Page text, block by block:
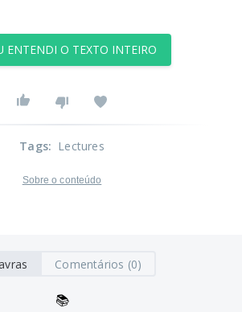
ENTENDI O TEXTO INTEIRO
Tags: Lectures
Sobre o conteúdo
Comentários (0)
📚